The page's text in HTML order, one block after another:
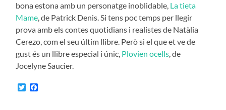
bona estona amb un personatge inoblidable, La tieta
Mame, de Patrick Denis. Si tens poc temps per llegir
prova amb els contes quotidians i realistes de Natàlia
Cerezo, com el seu últim llibre. Però si el que et ve de
gust és un llibre especial i únic, Plovien ocells, de
Jocelyne Saucier.
Twitter